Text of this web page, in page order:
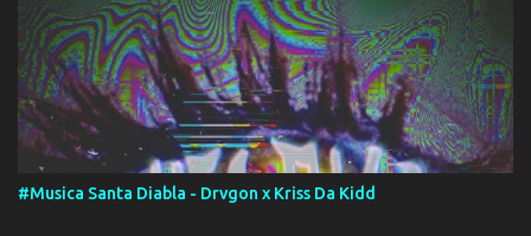
#Musica Santa Diabla - Drvgon x Kriss Da Kidd